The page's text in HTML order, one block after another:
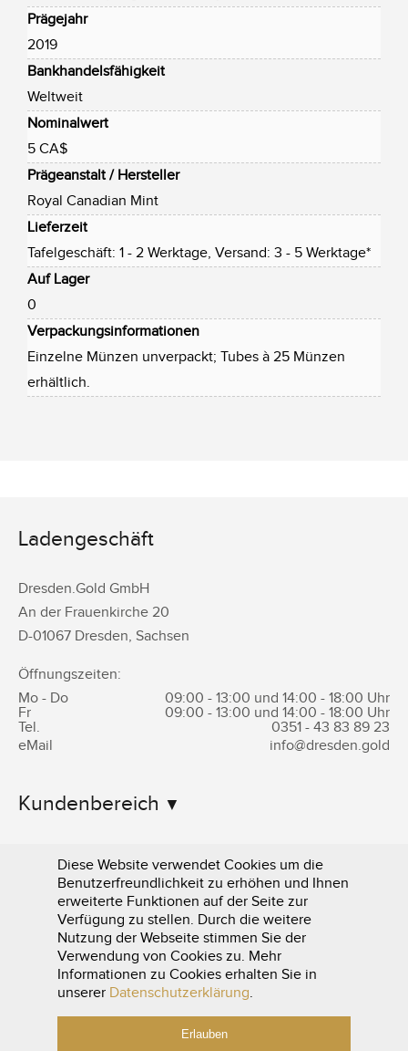
Prägejahr
2019
Bankhandelsfähigkeit
Weltweit
Nominalwert
5 CA$
Prägeanstalt / Hersteller
Royal Canadian Mint
Lieferzeit
Tafelgeschäft: 1 - 2 Werktage, Versand: 3 - 5 Werktage*
Auf Lager
0
Verpackungsinformationen
Einzelne Münzen unverpackt; Tubes à 25 Münzen
erhältlich.
Ladengeschäft
Dresden.Gold GmbH
An der Frauenkirche 20
D-01067 Dresden, Sachsen
Öffnungszeiten:
Mo - Do
09:00 - 13:00 und 14:00 - 18:00 Uhr
Fr
09:00 - 13:00 und 14:00 - 18:00 Uhr
Tel.
0351 - 43 83 89 23
eMail
info@dresden.gold
Kundenbereich
Informationen
0351 - 43 83 89 23
Diese Website verwendet Cookies um die
Benutzerfreundlichkeit zu erhöhen und Ihnen
erweiterte Funktionen auf der Seite zur
Verfügung zu stellen. Durch die weitere
Nutzung der Webseite stimmen Sie der
Verwendung von Cookies zu. Mehr
Informationen zu Cookies erhalten Sie in
unserer Datenschutzerklärung.
Erlauben